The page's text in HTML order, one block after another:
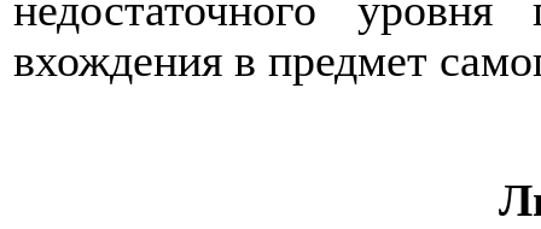
вхождения в предмет